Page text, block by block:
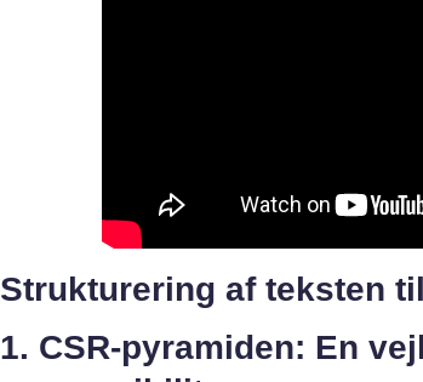
Strukturering af teksten
1. CSR-pyramiden: En